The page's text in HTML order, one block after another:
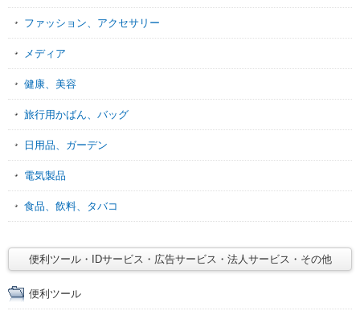
ファッション、アクセサリー
メディア
健康、美容
旅行用かばん、バッグ
日用品、ガーデン
電気製品
食品、飲料、タバコ
便利ツール・IDサービス・広告サービス・法人サービス・その他
便利ツール